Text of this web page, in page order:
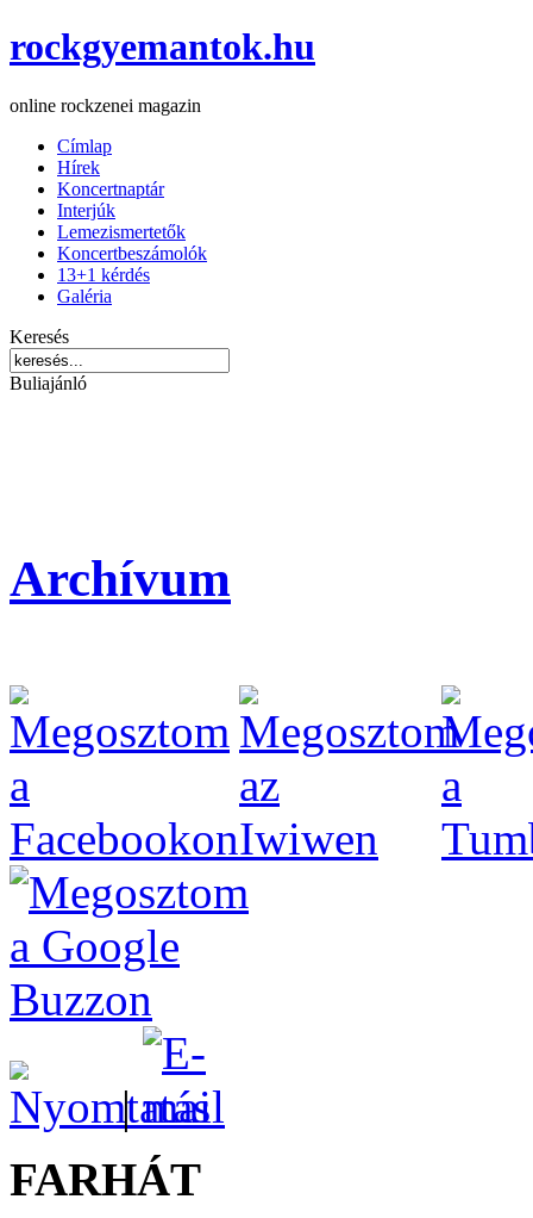
rockgyemantok.hu
online rockzenei magazin
Címlap
Hírek
Koncertnaptár
Interjúk
Lemezismertetők
Koncertbeszámolók
13+1 kérdés
Galéria
Keresés
Buliajánló
Archívum
|
FARHÁT